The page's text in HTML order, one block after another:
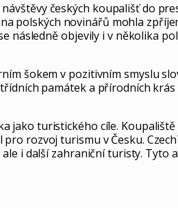
českých koupališť do
polských novinářů mohla
následně objevily i v několika
šokem v pozitivním smyslu
památek a přírodních
jako turistického cíle.
rozvoj turismu v Česku.
i další zahraniční turisty.